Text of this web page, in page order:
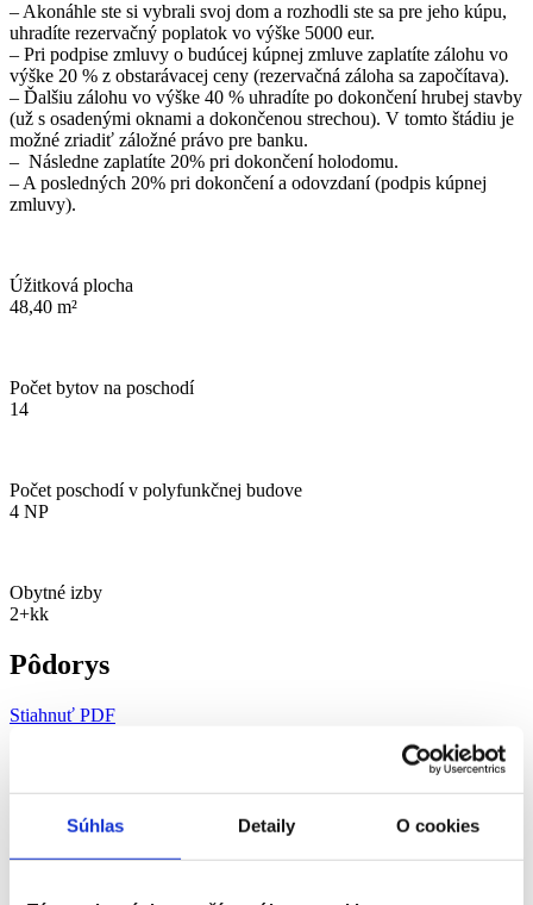
Súhlas Detaily O cookies
– Akonáhle ste si vybrali svoj dom a rozhodli ste sa pre jeho kúpu,
uhradíte rezervačný poplatok vo výške 5000 eur.
– Pri podpise zmluvy o budúcej kúpnej zmluve zaplatíte zálohu vo
výške 20 % z obstarávacej ceny (rezervačná záloha sa započítava).
– Ďalšiu zálohu vo výške 40 % uhradíte po dokončení hrubej stavby
(už s osadenými oknami a dokončenou strechou). V tomto štádiu je
možné zriadiť záložné právo pre banku.
– Následne zaplatíte 20% pri dokončení holodomu.
– A posledných 20% pri dokončení a odovzdaní (podpis kúpnej
zmluvy).
Úžitková plocha
48,40 m²
Počet bytov na poschodí
14
Počet poschodí v polyfunkčnej budove
4 NP
Obytné izby
2+kk
Pôdorys
Stiahnuť PDF
A3.02
Kúpelňa
3,50 m²
WC
1,57 m²